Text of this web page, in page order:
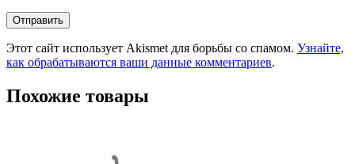
Этот сайт использует Akismet для борьбы со спамом. Узнайте,
как обрабатываются ваши данные комментариев.
Похожие товары